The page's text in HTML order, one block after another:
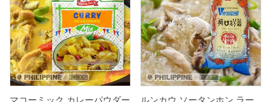
ー
ブ
ラ
ー
ジ
6
0
g
【
・
乾
燥
月
桂
樹
】
個
マコーミック カレーパウダー
ルンカウ ソータンホン ラー